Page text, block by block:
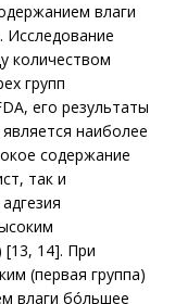
влаги
Исследование
количеством
групп
его результаты
наиболее
содержание
так и
[13, 14]. При
(первая группа)
влаги бóльшее